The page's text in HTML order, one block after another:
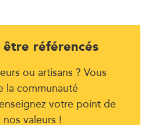
être référencés
ou artisans ? Vous
la communauté
votre point de
valeurs !